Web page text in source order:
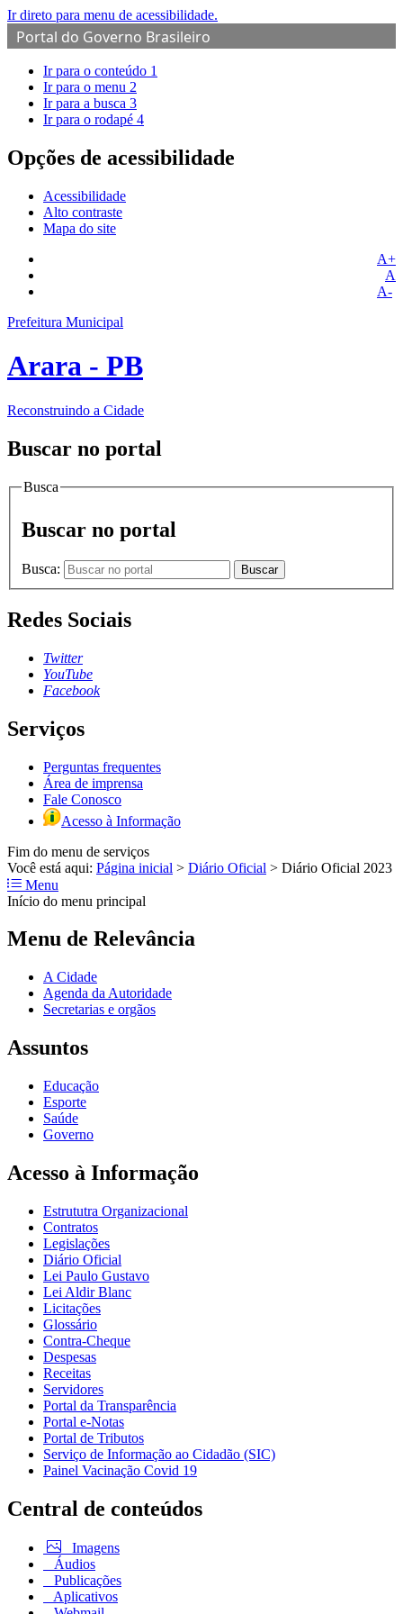
Ir direto para menu de acessibilidade.
Portal do Governo Brasileiro
Ir para o conteúdo 1
Ir para o menu 2
Ir para a busca 3
Ir para o rodapé 4
Opções de acessibilidade
Acessibilidade
Alto contraste
Mapa do site
A+
A
A-
Prefeitura Municipal
Arara - PB
Reconstruindo a Cidade
Buscar no portal
Busca
Buscar no portal
Busca: Buscar
Redes Sociais
Twitter
YouTube
Facebook
Serviços
Perguntas frequentes
Área de imprensa
Fale Conosco
Acesso à Informação
Fim do menu de serviços
Você está aqui: Página inicial > Diário Oficial > Diário Oficial 2023
Menu
Início do menu principal
Menu de Relevância
A Cidade
Agenda da Autoridade
Secretarias e orgãos
Assuntos
Educação
Esporte
Saúde
Governo
Acesso à Informação
Estrututra Organizacional
Contratos
Legislações
Diário Oficial
Lei Paulo Gustavo
Lei Aldir Blanc
Licitações
Glossário
Contra-Cheque
Despesas
Receitas
Servidores
Portal da Transparência
Portal e-Notas
Portal de Tributos
Serviço de Informação ao Cidadão (SIC)
Painel Vacinação Covid 19
Central de conteúdos
Imagens
Áudios
Publicações
Aplicativos